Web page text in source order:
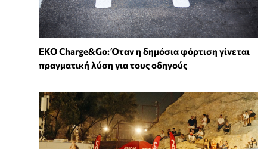
EKO Charge&Go: Όταν η δημόσια φόρτιση γίνεται
πραγματική λύση για τους οδηγούς